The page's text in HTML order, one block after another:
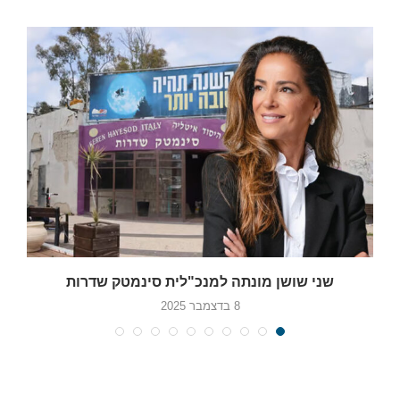
שני שושן מונתה למנכ"לית סינמטק שדרות
8 בדצמבר 2025